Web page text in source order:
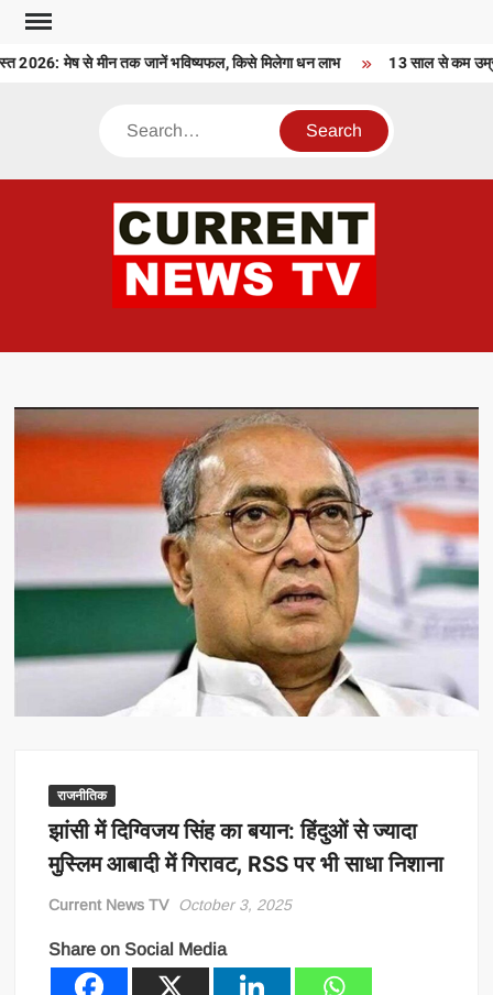
Skip
contentमेष से मीन तक जानें भविष्यफल, किसे मिलेगा धन लाभ 13 साल से कम उम्र
Search
राजनीतिक
झांसी में दिग्विजय सिंह का बयान: हिंदुओं से ज्यादा
मुस्लिम आबादी में गिरावट, RSS पर भी साधा निशाना
Current News TV October 3, 2025
Share on Social Media